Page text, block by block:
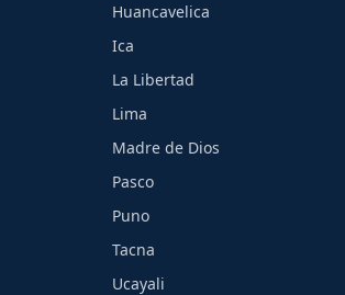
Huancavelica
Ica
La Libertad
Lima
Madre de Dios
Pasco
Puno
Tacna
Ucayali